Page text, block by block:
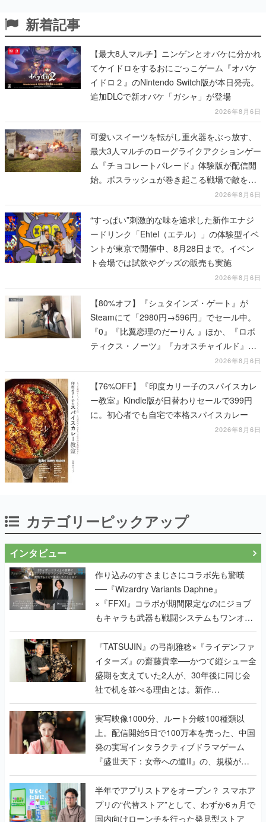
新着記事
【最大8人マルチ】ニンゲンとオバケに分かれ
てケイドロをするおにごっこゲーム『オバケ
イドロ２』のNintendo Switch版が本日発売。
追加DLCで新オバケ「ガシャ」が登場
2026年8月6日
可愛いスイーツを転がし重火器をぶっ放す、
最大3人マルチのローグライクアクションゲー
ム『チョコレートパレード』体験版が配信開
始。ボスラッシュが巻き起こる戦場で敵を倒
し、コインを集めてスコアを競い合え2026年8月6日
“すっぱい”刺激的な味を追求した新作エナジ
ードリンク「Ehtel（エテル）」の体験型イベ
ントが東京で開催中、8月28日まで。イベン
ト会場では試飲やグッズの販売も実施
2026年8月6日
【80%オフ】『シュタインズ・ゲート』が
Steamにて「2980円→596円」でセール中。
『0』『比翼恋理のだーりん 』ほか、『ロボ
ティクス・ノーツ』『カオスチャイルド』な
ど科学アドベンチャーシリーズもセール対象
に
2026年8月6日
【76%OFF】『印度カリー子のスパイスカレ
ー教室』Kindle版が日替わりセールで399円
に。初心者でも自宅で本格スパイスカレー
2026年8月6日
カテゴリーピックアップ
インタビュー
作り込みのすさまじさにコラボ先も驚嘆
──『Wizardry Variants Daphne』
×『FFXI』コラボが期間限定なのにジョブ
もキャラも武器も戦闘システムもワンオフ
で作り込まれた理由を両ディレクターに聞
く
『TATSUJIN』の弓削雅稔×『ライデンファ
イターズ』の齋藤貴幸──かつて縦シュー全
盛期を支えていた2人が、30年後に同じ会
社で机を並べる理由とは。新作
『TATSUJIN EXTREME』で初タッグを組
んだレジェンド2人に訊く開発秘話
実写映像1000分、ルート分岐100種類以
上。配信開始5日で100万本を売った、中国
発の実写インタラクティブドラマゲーム
『盛世天下：女帝への道II』の、規模が違
うこだわりをプロデューサーに聞いた
半年でアプリストアをオープン？ スマホア
プリの“代替ストア”として、わずか6ヵ月で
国内向けローンチを行った発見型ストア